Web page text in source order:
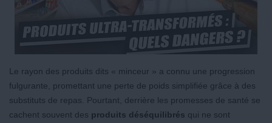
Le rayon des produits dits « minceur » a connu une progression
fulgurante, promettant une perte de poids simplifiée grâce à des
substituts de repas. Pourtant, derrière les promesses de santé se
cachent souvent des produits déséquilibrés qui ne sont